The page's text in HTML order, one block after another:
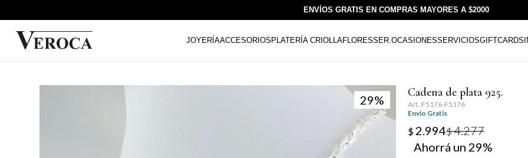
ENVÍOS GRATIS EN COMPRAS MAYORES A $2000
JOYERÍAACCESORIOS PLATERÍA CRIOLLAFLORESSER.OCASIONESSERVICIOSGIFTCARDS
29
Cadena de plata 925.
F5176-F5176
Envio Gratis
$ 2.994$4.277
29